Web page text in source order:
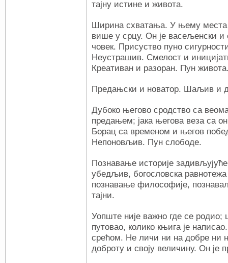
тајну истине и живота.
Ширина схватања. У њему места
више у срцу. Он је васељенски и
човек. Присуство пуно
Неустрашив. Смелост и
Креативан и разоран. Пун
Предањски и новатор. Шаљив и
Дубоко његово сродство са
предањем; јака његова веза са
Борац са временом и његов
Непоновљив. Пун слободе.
Познавање историје
убедљив, богословска равнотежа
познавање философије,
тајни.
Уопште није важно где се родио;
путовао, колико књига је
срећом. Не личи ни на добре ни
доброту и своју величину. Он је